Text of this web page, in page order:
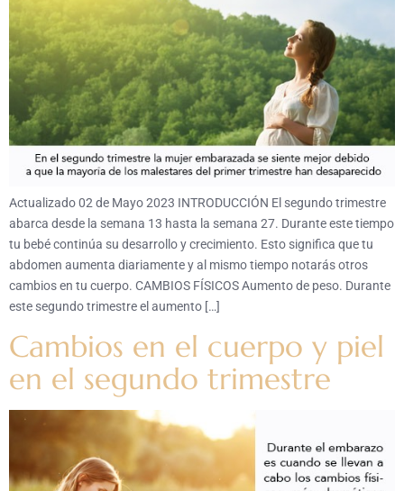
Actualizado 02 de Mayo 2023 INTRODUCCIÓN El segundo trimestre
abarca desde la semana 13 hasta la semana 27. Durante este tiempo
tu bebé continúa su desarrollo y crecimiento. Esto significa que tu
abdomen aumenta diariamente y al mismo tiempo notarás otros
cambios en tu cuerpo. CAMBIOS FÍSICOS Aumento de peso. Durante
este segundo trimestre el aumento […]
Cambios en el cuerpo y piel
en el segundo trimestre